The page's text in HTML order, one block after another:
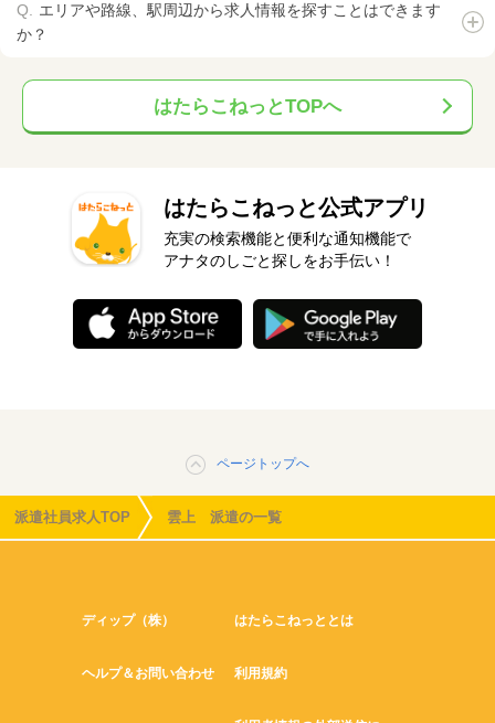
エリアや路線、駅周辺から求人情報を探すことはできます
か？
はたらこねっとTOPへ
はたらこねっと公式アプリ
充実の検索機能と便利な通知機能で
アナタのしごと探しをお手伝い！
ページトップへ
派遣社員求人TOP 雲上 派遣の一覧
ディップ（株） はたらこねっととは
ヘルプ＆お問い合わせ 利用規約